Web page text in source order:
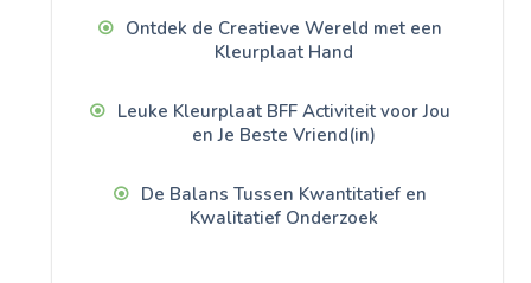
Ontdek de Creatieve Wereld met een
Kleurplaat Hand
Leuke Kleurplaat BFF Activiteit voor Jou
en Je Beste Vriend(in)
De Balans Tussen Kwantitatief en
Kwalitatief Onderzoek